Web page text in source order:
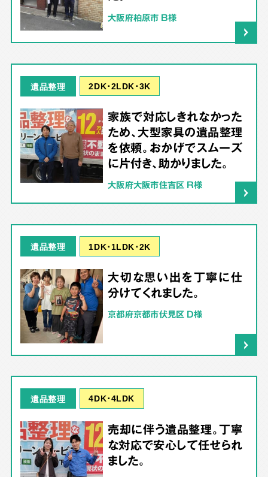
大阪府柏原市 B様
遺品整理 2DK･2LDK･3K
家族で対応しきれなかった
ため、大型家具の遺品整理
を依頼。おかげでスムーズ
に片付き、助かりました。
大阪府大阪市住吉区 R様
遺品整理 1DK･1LDK･2K
大切な思い出を丁寧に仕
分けてくれました。
京都府京都市伏見区 D様
遺品整理 4DK･4LDK
売却に伴う遺品整理。丁寧
な対応で安心して任せられ
ました。